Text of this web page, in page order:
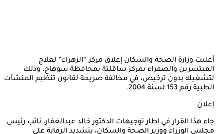
أعلنت وزارة الصحة والسكان إغلاق مركز “الزهراء” لعلاج
المبتسرين والصفراء بمركز ساقلتة بمحافظة سوهاج، وذلك
لتشغيله بدون ترخيص، في مخالفة صريحة لقانون تنظيم المنشآت
الطبية رقم 153 لسنة 2004.
إعلان
جاء هذا القرار في إطار توجيهات الدكتور خالد عبدالغفار، نائب رئيس
مجلس الوزراء ووزير الصحة والسكان، بتشديد الرقابة على